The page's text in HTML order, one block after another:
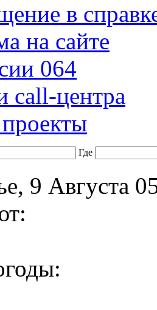
в
на сайте
064
call-центра
Где
9 Августа